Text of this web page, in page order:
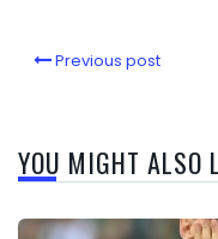
Previous post
YOU MIGHT ALSO